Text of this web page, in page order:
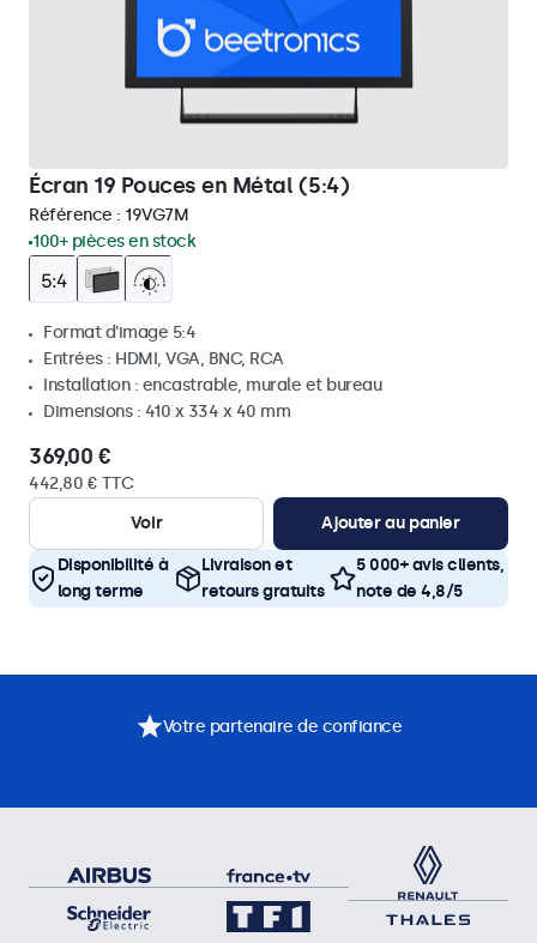
Écran 19 Pouces en Métal (5:4)
Référence : 19VG7M
100+ pièces en stock
Format d'image 5:4
Entrées : HDMI, VGA, BNC, RCA
Installation : encastrable, murale et bureau
Dimensions : 410 x 334 x 40 mm
369,00 €
442,80 € TTC
Voir
Ajouter au panier
Disponibilité à
long terme
Livraison et
retours gratuits
5 000+ avis clients,
note de 4,8/5
Votre partenaire de confiance